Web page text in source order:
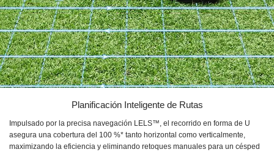
Planificación Inteligente de Rutas
Impulsado por la precisa navegación LELS™, el recorrido en forma de U
asegura una cobertura del 100 %* tanto horizontal como verticalmente,
maximizando la eficiencia y eliminando retoques manuales para un césped